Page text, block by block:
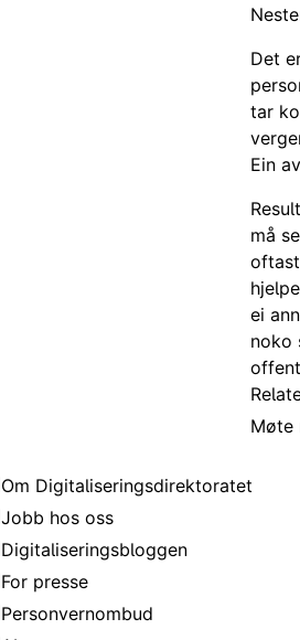
Det
tar
Ein
må
ei
noko
Møte
Om Digitaliseringsdirektoratet
Jobb hos oss
Digitaliseringsbloggen
For presse
Personvernombud